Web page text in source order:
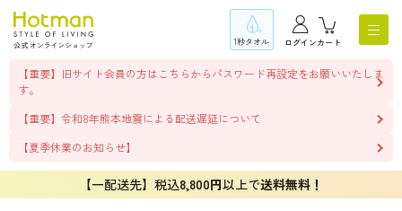
1秒タオル ログインカート
【重要】旧サイト会員の方はこちらからパスワード再設定をお願いいたしま
す。
【重要】令和8年熊本地震による配送遅延について
【夏季休業のお知らせ】
【一配送先】税込8,800円以上で送料無料！